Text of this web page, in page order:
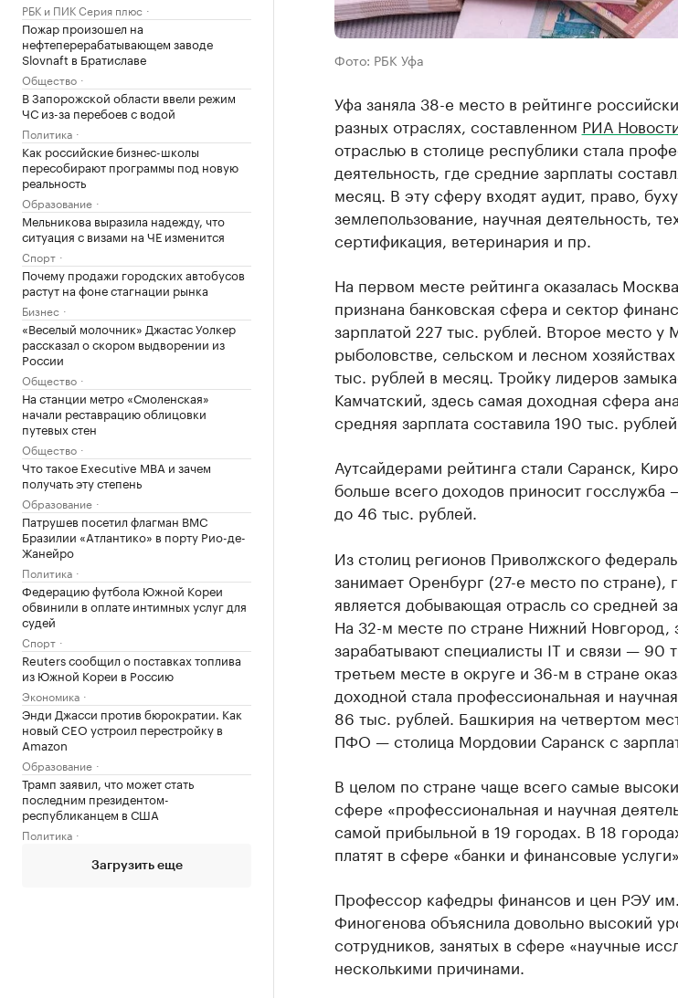
РБК и ПИК Серия плюс
Пожар произошел на
нефтеперерабатывающем заводе
Slovnaft в Братиславе
Общество
В Запорожской области ввели режим
ЧС из-за перебоев с водой
Политика
Как российские бизнес-школы
пересобирают программы под новую
реальность
Образование
Мельникова выразила надежду, что
ситуация с визами на ЧЕ изменится
Спорт
Почему продажи городских автобусов
растут на фоне стагнации рынка
Бизнес
«Веселый молочник» Джастас Уолкер
рассказал о скором выдворении из
России
Общество
На станции метро «Смоленская»
начали реставрацию облицовки
путевых стен
Общество
Что такое Executive MBA и зачем
получать эту степень
Образование
Патрушев посетил флагман ВМС
Бразилии «Атлантико» в порту Рио-де-
Жанейро
Политика
Федерацию футбола Южной Кореи
обвинили в оплате интимных услуг для
судей
Спорт
Reuters сообщил о поставках топлива
из Южной Кореи в Россию
Экономика
Энди Джасси против бюрократии. Как
новый CEO устроил перестройку в
Amazon
Образование
Трамп заявил, что может стать
последним президентом-
республиканцем в США
Политика
Загрузить еще
Фото: РБК Уфа
Уфа заняла 38-е место в рейтинге
разных отраслях, составленном РИА
отраслью в столице республики стала
деятельность, где средние зарплаты
месяц. В эту сферу входят аудит, право,
землепользование, научная деятельность,
сертификация, ветеринария и пр.
На первом месте рейтинга оказалась
признана банковская сфера и сектор
зарплатой 227 тыс. рублей. Второе место у
рыболовстве, сельском и лесном
тыс. рублей в месяц. Тройку лидеров
Камчатский, здесь самая доходная сфера
средняя зарплата составила 190 тыс. рублей.
Аутсайдерами рейтинга стали Саранск,
больше всего доходов приносит госслужба
до 46 тыс. рублей.
Из столиц регионов Приволжского
занимает Оренбург (27-е место по стране),
является добывающая отрасль со средней
На 32-м месте по стране Нижний Новгород,
зарабатывают специалисты IT и связи — 90
третьем месте в округе и 36-м в стране
доходной стала профессиональная и
86 тыс. рублей. Башкирия на четвертом
ПФО — столица Мордовии Саранск с
В целом по стране чаще всего самые
сфере «профессиональная и научная
самой прибыльной в 19 городах. В 18
платят в сфере «банки и финансовые
Профессор кафедры финансов и цен РЭУ
Финогенова объяснила довольно высокий
сотрудников, занятых в сфере «научные
несколькими причинами.